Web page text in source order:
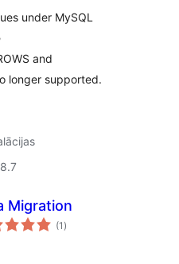
under MySQL
and
longer supported.
Migration
(1 vērtējumu
kopsumma
)